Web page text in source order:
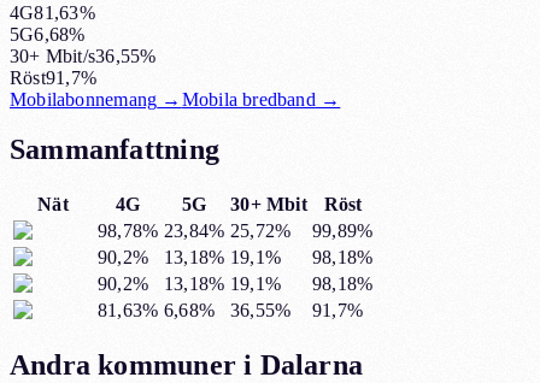
4G81,63%
5G6,68%
30+ Mbit/s36,55%
Röst91,7%
Mobilabonnemang → Mobila bredband →
Sammanfattning
Nät 4G 5G 30+ Mbit
Röst
98,78% 23,84% 25,72%
99,89%
90,2%
13,18% 19,1%
98,18%
90,2%
13,18% 19,1%
98,18%
81,63% 6,68% 36,55% 91,7%
Andra kommuner i Dalarna